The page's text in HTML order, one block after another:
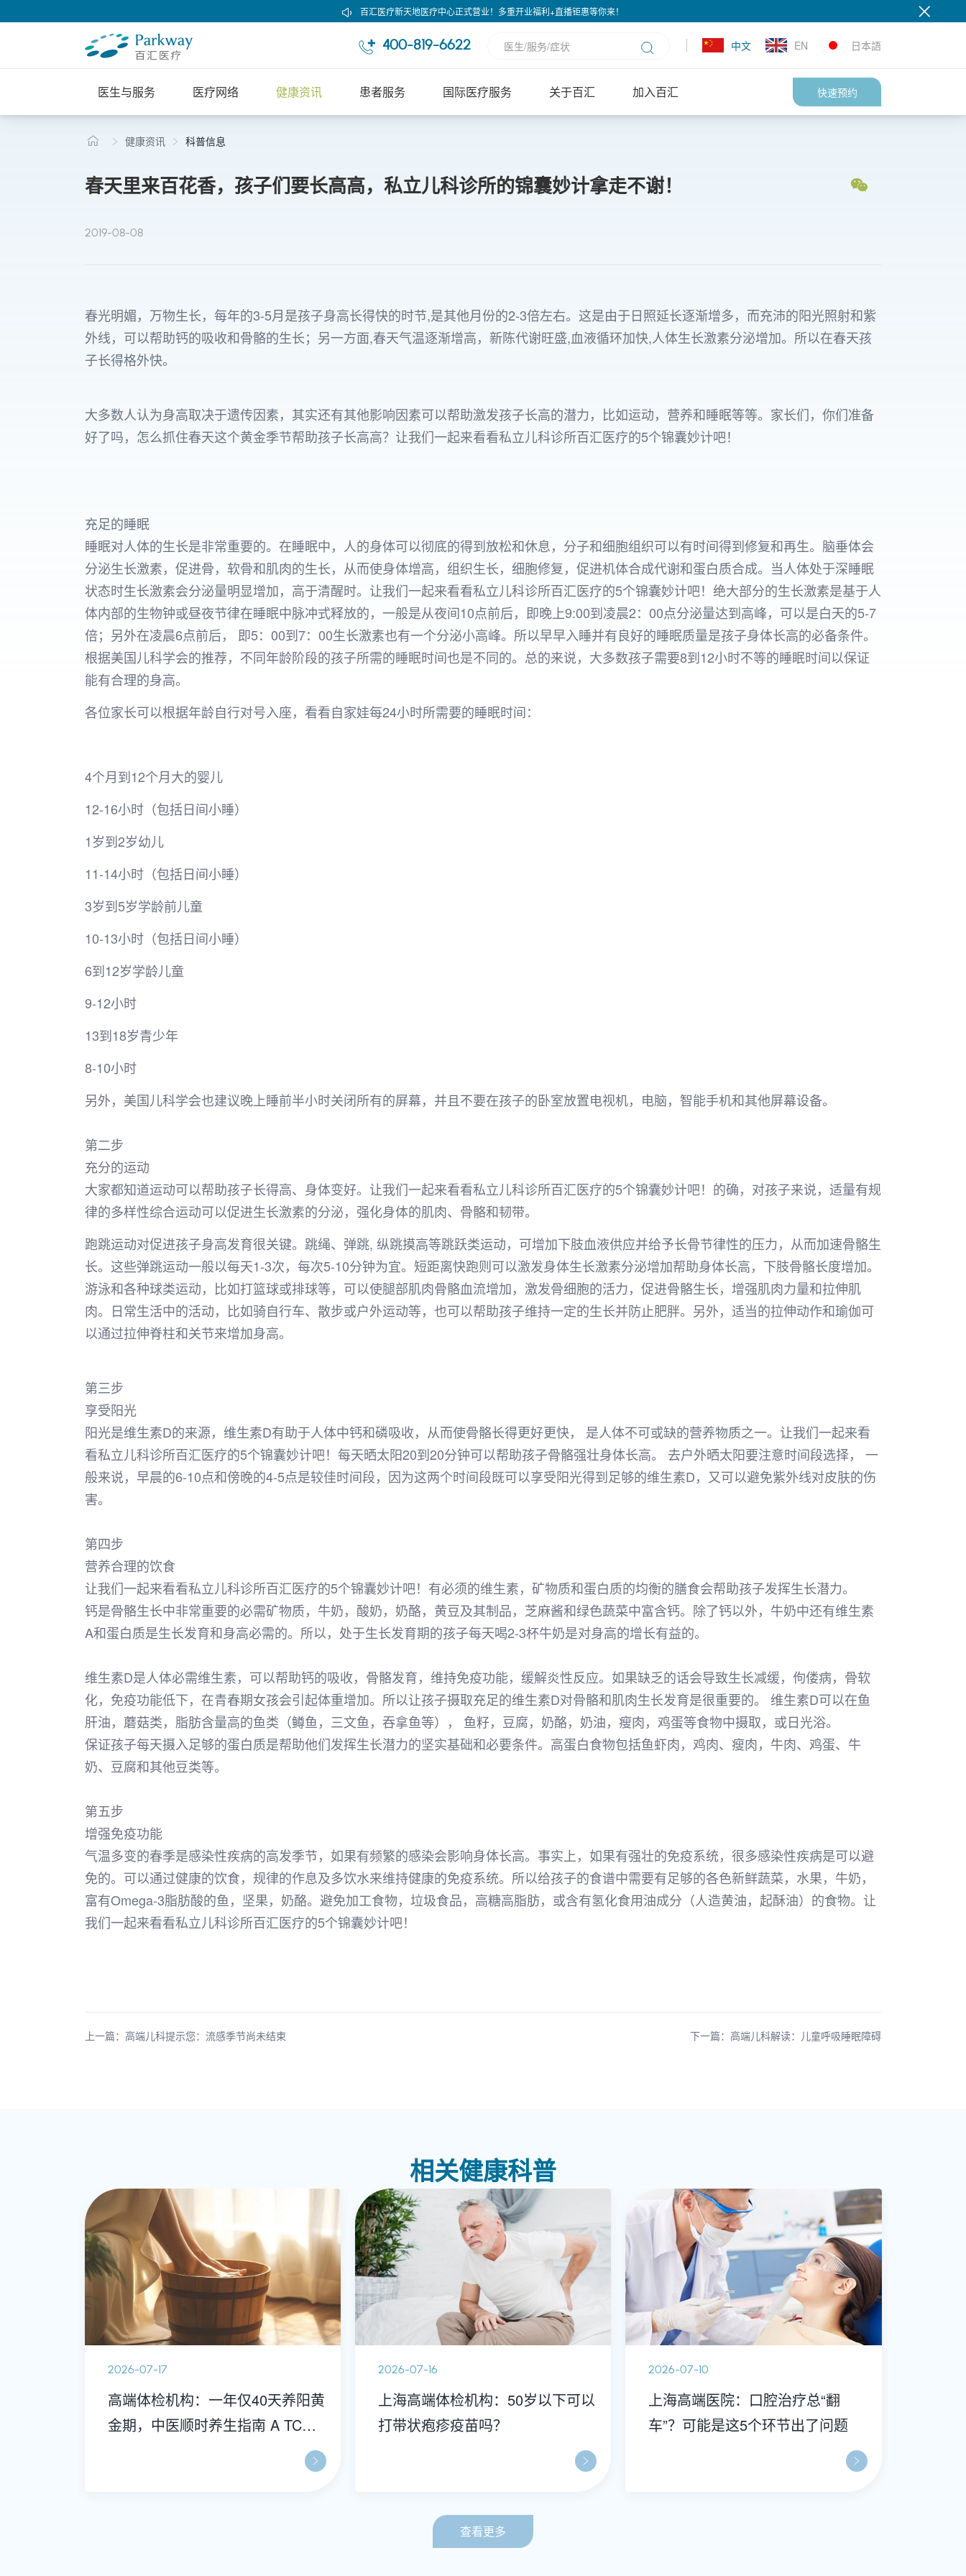
百汇医疗新天地医疗中心正式营业！多重开业福利+直播钜惠等你来！
400-819-6622 中文 EN 日本語
医生与服务 医疗网络 健康资讯 患者服务 国际医疗服务 关于百汇 加入百汇 快速预约
健康资讯 科普信息
春天里来百花香，孩子们要长高高，私立儿科诊所的锦囊妙计拿走不谢！
2019-08-08
春光明媚，万物生长，每年的3-5月是孩子身高长得快的时节,是其他月份的2-3倍左右。这是由于日照延长逐渐增多，而充沛的阳光照射和紫
外线，可以帮助钙的吸收和骨骼的生长；另一方面,春天气温逐渐增高，新陈代谢旺盛,血液循环加快,人体生长激素分泌增加。所以在春天孩
子长得格外快。
大多数人认为身高取决于遗传因素，其实还有其他影响因素可以帮助激发孩子长高的潜力，比如运动，营养和睡眠等等。家长们，你们准备
好了吗，怎么抓住春天这个黄金季节帮助孩子长高高？让我们一起来看看私立儿科诊所百汇医疗的5个锦囊妙计吧！
充足的睡眠
睡眠对人体的生长是非常重要的。在睡眠中，人的身体可以彻底的得到放松和休息，分子和细胞组织可以有时间得到修复和再生。脑垂体会
分泌生长激素，促进骨，软骨和肌肉的生长，从而使身体增高，组织生长，细胞修复，促进机体合成代谢和蛋白质合成。当人体处于深睡眠
状态时生长激素会分泌量明显增加，高于清醒时。让我们一起来看看私立儿科诊所百汇医疗的5个锦囊妙计吧！绝大部分的生长激素是基于人
体内部的生物钟或昼夜节律在睡眠中脉冲式释放的，一般是从夜间10点前后，即晚上9:00到凌晨2：00点分泌量达到高峰，可以是白天的5-7
倍；另外在凌晨6点前后， 即5：00到7：00生长激素也有一个分泌小高峰。所以早早入睡并有良好的睡眠质量是孩子身体长高的必备条件。
根据美国儿科学会的推荐，不同年龄阶段的孩子所需的睡眠时间也是不同的。总的来说，大多数孩子需要8到12小时不等的睡眠时间以保证
能有合理的身高。
各位家长可以根据年龄自行对号入座，看看自家娃每24小时所需要的睡眠时间：
4个月到12个月大的婴儿
12-16小时（包括日间小睡）
1岁到2岁幼儿
11-14小时（包括日间小睡）
3岁到5岁学龄前儿童
10-13小时（包括日间小睡）
6到12岁学龄儿童
9-12小时
13到18岁青少年
8-10小时
另外，美国儿科学会也建议晚上睡前半小时关闭所有的屏幕，并且不要在孩子的卧室放置电视机，电脑，智能手机和其他屏幕设备。
第二步
充分的运动
大家都知道运动可以帮助孩子长得高、身体变好。让我们一起来看看私立儿科诊所百汇医疗的5个锦囊妙计吧！的确，对孩子来说，适量有规
律的多样性综合运动可以促进生长激素的分泌，强化身体的肌肉、骨骼和韧带。
跑跳运动对促进孩子身高发育很关键。跳绳、弹跳, 纵跳摸高等跳跃类运动，可增加下肢血液供应并给予长骨节律性的压力，从而加速骨骼生
长。这些弹跳运动一般以每天1-3次，每次5-10分钟为宜。短距离快跑则可以激发身体生长激素分泌增加帮助身体长高，下肢骨骼长度增加。
游泳和各种球类运动，比如打篮球或排球等，可以使腿部肌肉骨骼血流增加，激发骨细胞的活力，促进骨骼生长，增强肌肉力量和拉伸肌
肉。日常生活中的活动，比如骑自行车、散步或户外运动等，也可以帮助孩子维持一定的生长并防止肥胖。另外，适当的拉伸动作和瑜伽可
以通过拉伸脊柱和关节来增加身高。
第三步
享受阳光
阳光是维生素D的来源，维生素D有助于人体中钙和磷吸收，从而使骨骼长得更好更快， 是人体不可或缺的营养物质之一。让我们一起来看
看私立儿科诊所百汇医疗的5个锦囊妙计吧！每天晒太阳20到20分钟可以帮助孩子骨骼强壮身体长高。 去户外晒太阳要注意时间段选择， 一
般来说，早晨的6-10点和傍晚的4-5点是较佳时间段，因为这两个时间段既可以享受阳光得到足够的维生素D，又可以避免紫外线对皮肤的伤
害。
第四步
营养合理的饮食
让我们一起来看看私立儿科诊所百汇医疗的5个锦囊妙计吧！有必须的维生素，矿物质和蛋白质的均衡的膳食会帮助孩子发挥生长潜力。
钙是骨骼生长中非常重要的必需矿物质，牛奶，酸奶，奶酪，黄豆及其制品，芝麻酱和绿色蔬菜中富含钙。除了钙以外，牛奶中还有维生素
A和蛋白质是生长发育和身高必需的。所以，处于生长发育期的孩子每天喝2-3杯牛奶是对身高的增长有益的。
维生素D是人体必需维生素，可以帮助钙的吸收，骨骼发育，维持免疫功能，缓解炎性反应。如果缺乏的话会导致生长减缓，佝偻病，骨软
化，免疫功能低下，在青春期女孩会引起体重增加。所以让孩子摄取充足的维生素D对骨骼和肌肉生长发育是很重要的。 维生素D可以在鱼
肝油，蘑菇类，脂肪含量高的鱼类（鳟鱼，三文鱼，吞拿鱼等）， 鱼籽，豆腐，奶酪，奶油，瘦肉，鸡蛋等食物中摄取，或日光浴。
保证孩子每天摄入足够的蛋白质是帮助他们发挥生长潜力的坚实基础和必要条件。高蛋白食物包括鱼虾肉，鸡肉、瘦肉，牛肉、鸡蛋、牛
奶、豆腐和其他豆类等。
第五步
增强免疫功能
气温多变的春季是感染性疾病的高发季节，如果有频繁的感染会影响身体长高。事实上，如果有强壮的免疫系统，很多感染性疾病是可以避
免的。可以通过健康的饮食，规律的作息及多饮水来维持健康的免疫系统。所以给孩子的食谱中需要有足够的各色新鲜蔬菜，水果，牛奶，
富有Omega-3脂肪酸的鱼，坚果，奶酪。避免加工食物，垃圾食品，高糖高脂肪，或含有氢化食用油成分（人造黄油，起酥油）的食物。让
我们一起来看看私立儿科诊所百汇医疗的5个锦囊妙计吧！
上一篇：高端儿科提示您：流感季节尚未结束 下一篇：高端儿科解读：儿童呼吸睡眠障碍
相关健康科普
2026-07-17
高端体检机构：一年仅40天养阳黄
金期，中医顺时养生指南 A TCM
2026-07-16
上海高端体检机构：50岁以下可以
打带状疱疹疫苗吗？
2026-07-10
上海高端医院：口腔治疗总“翻
车”？可能是这5个环节出了问题
查看更多